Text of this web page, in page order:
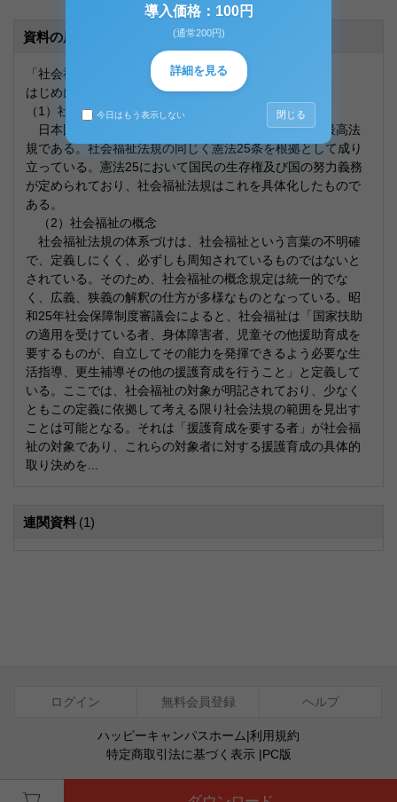
資料の原本内容
「社会福祉の法体系についてまとめよ。」
はじめに
（1）社会福祉法規と憲法25条との関係
日本国憲法はあらゆる法の根本的規範であり、国の最高法
規である。社会福祉法規の同じく憲法25条を根拠として成り
立っている。憲法25において国民の生存権及び国の努力義務
が定められており、社会福祉法規はこれを具体化したもので
ある。
（2）社会福祉の概念
社会福祉法規の体系づけは、社会福祉という言葉の不明確
で、定義しにくく、必ずしも周知されているものではないと
されている。そのため、社会福祉の概念規定は統一的でな
く、広義、狭義の解釈の仕方が多様なものとなっている。昭
和25年社会保障制度審議会によると、社会福祉は「国家扶助
の適用を受けている者、身体障害者、児童その他援助育成を
要するものが、自立してその能力を発揮できるよう必要な生
活指導、更生補導その他の援護育成を行うこと」と定義して
いる。ここでは、社会福祉の対象が明記されており、少なく
ともこの定義に依拠して考える限り社会法規の範囲を見出す
ことは可能となる。それは「援護育成を要する者」が社会福
祉の対象であり、これらの対象者に対する援護育成の具体的
取り決めを...
連関資料 (1)
ログイン 無料会員登録 ヘルプ
ハッピーキャンパスホーム|利用規約
特定商取引法に基づく表示|PC版
導入価格：100円
(通常200円)
詳細を見る
今日はもう表示しない 閉じる